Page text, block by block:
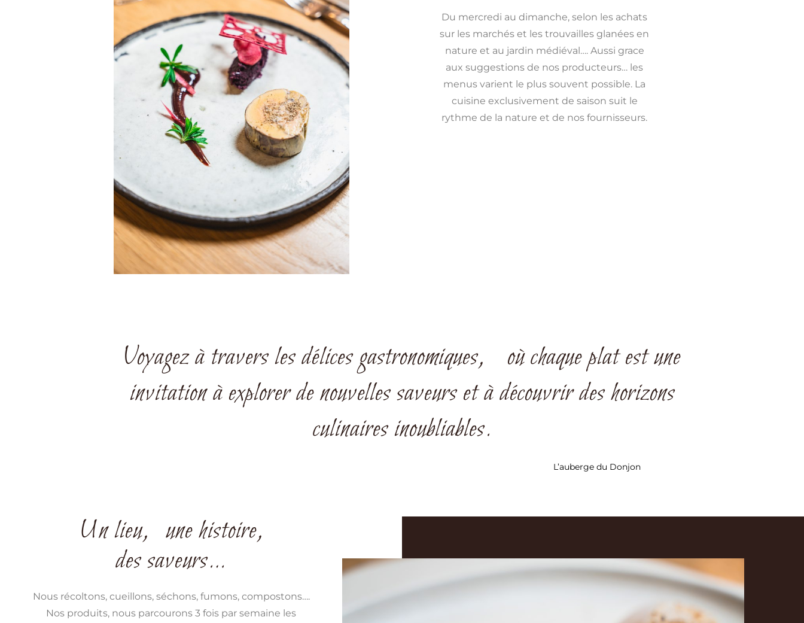
Du mercredi au dimanche, selon les achats
sur les marchés et les trouvailles glanées en
nature et au jardin médiéval…. Aussi grace
aux suggestions de nos producteurs… les
menus varient le plus souvent possible. La
cuisine exclusivement de saison suit le
rythme de la nature et de nos fournisseurs.
Voyagez à travers les délices gastronomiques, où chaque plat est une
invitation à explorer de nouvelles saveurs et à découvrir des horizons
culinaires inoubliables.
L’auberge du Donjon
Un lieu, une histoire,
des saveurs…
Nous récoltons, cueillons, séchons, fumons, compostons….
Nos produits, nous parcourons 3 fois par semaine les